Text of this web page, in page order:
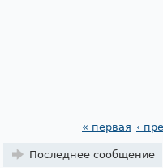
« первая ‹
Последнее сообщение